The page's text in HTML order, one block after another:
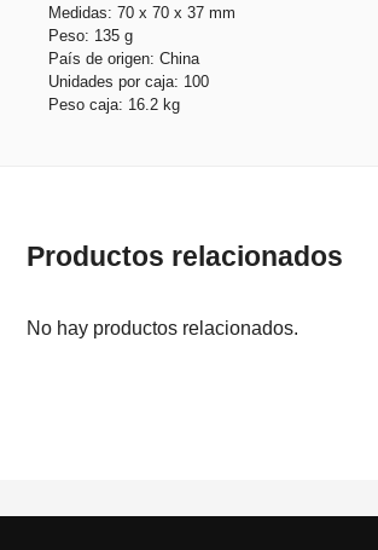
Medidas: 70 x 70 x 37 mm
Peso: 135 g
País de origen: China
Unidades por caja: 100
Peso caja: 16.2 kg
Productos relacionados
No hay productos relacionados.